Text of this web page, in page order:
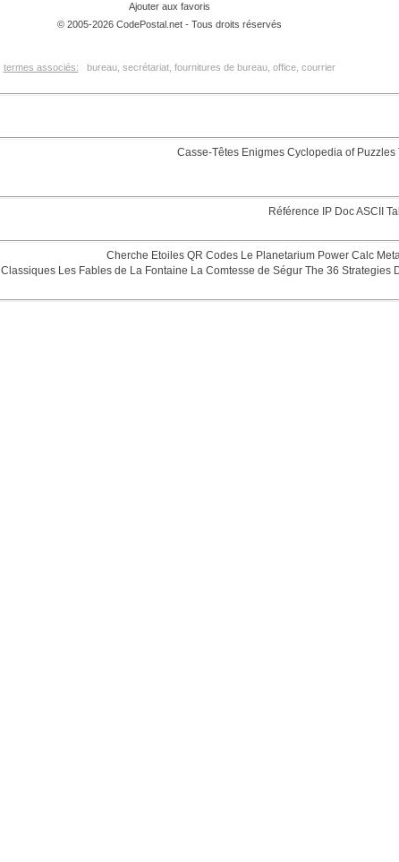
Ajouter aux favoris
© 2005-2026 CodePostal.net - Tous droits réservés
termes associés: bureau, secrétariat, fournitures de bureau, office, courrier
Casse-Têtes Enigmes Cyclopedia of Puzzles
Référence IP DocASCII
Cherche Etoiles QR Codes Le Planetarium Power Calc
Classiques Les Fables de La Fontaine La Comtesse de Ségur The 36 Strategies